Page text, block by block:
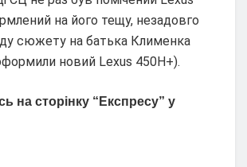
на його тещу, незадовго
сюжету на батька Клименка
новий Lexus 450H+).
на сторінку “Експресу” у